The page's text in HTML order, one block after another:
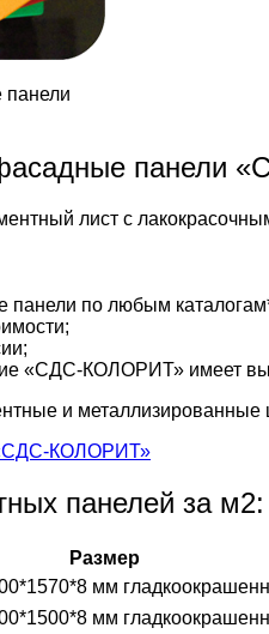
панели
лист с
по любым
«СДС-КОЛОРИТ» имеет
и металлизированные
«СДС-КОЛОРИТ»
панелей за м2:
Размер
мм
мм